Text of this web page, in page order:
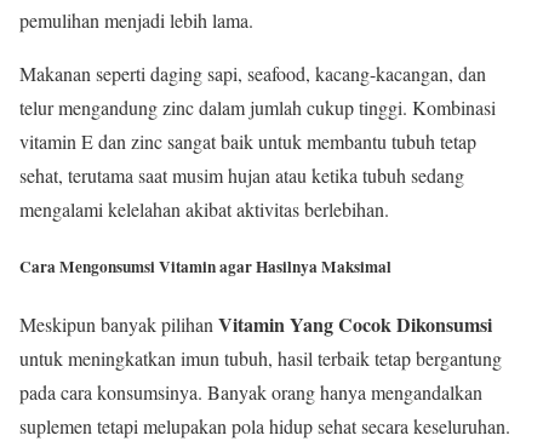
pemulihan menjadi lebih lama.
Makanan seperti daging sapi, seafood, kacang-kacangan, dan
telur mengandung zinc dalam jumlah cukup tinggi. Kombinasi
vitamin E dan zinc sangat baik untuk membantu tubuh tetap
sehat, terutama saat musim hujan atau ketika tubuh sedang
mengalami kelelahan akibat aktivitas berlebihan.
Cara Mengonsumsi Vitamin agar Hasilnya Maksimal
Meskipun banyak pilihan Vitamin Yang Cocok Dikonsumsi
untuk meningkatkan imun tubuh, hasil terbaik tetap bergantung
pada cara konsumsinya. Banyak orang hanya mengandalkan
suplemen tetapi melupakan pola hidup sehat secara keseluruhan.